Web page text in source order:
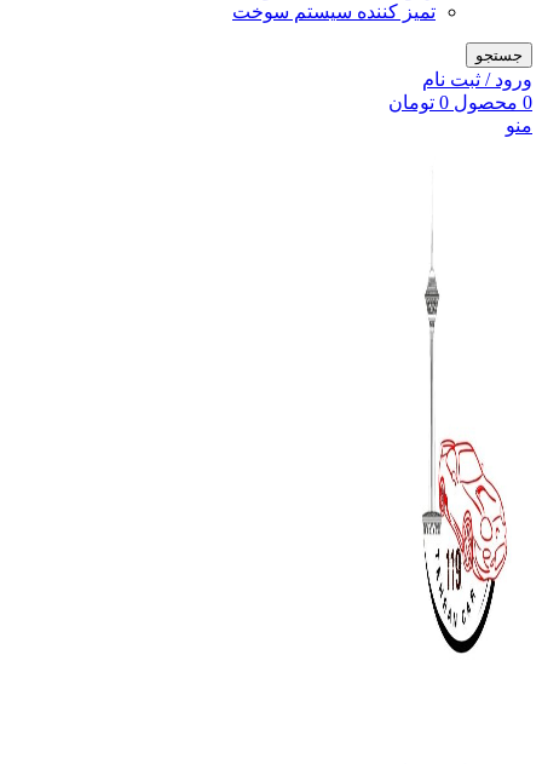
تمیز کننده سیستم سوخت
جستجو
ورود / ثبت نام
0 محصول 0 تومان
منو